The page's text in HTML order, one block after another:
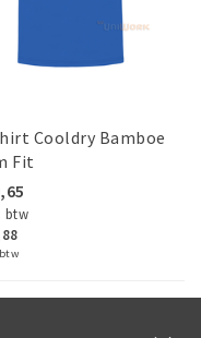
Cooldry Bamboe
Fit
btw